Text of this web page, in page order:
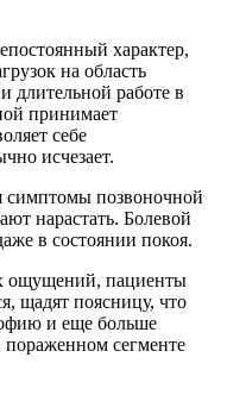
характер,
на область
длительной работе в
принимает
себе
исчезает.
симптомы позвоночной
нарастать. Болевой
в состоянии покоя.
ощущений, пациенты
щадят поясницу, что
и еще больше
сегменте